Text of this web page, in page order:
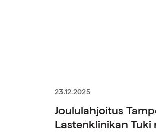
23.12.2025
Joululahjoitus
Lastenklinikan Tuki